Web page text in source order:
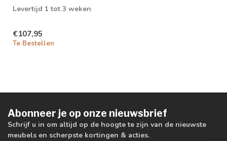
Levertijd 1 tot 3 weken
€107,95
Te Bestellen
Abonneer je op onze nieuwsbrief
Schrijf u in om altijd op de hoogte te zijn van de nieuwste
meubels en scherpste kortingen & acties.